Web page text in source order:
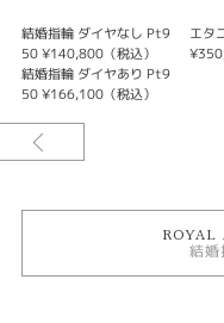
メンズ
紹介文
ROYAL ASSCHER【WRA036/
結婚指輪 ダイヤなし Pt9
50 ¥140,800（税込）
結婚指輪 ダイヤあり Pt9
50 ¥166,100（税込）
エタ
ROYAL
結婚